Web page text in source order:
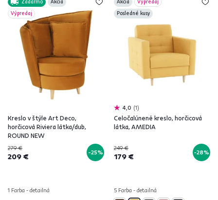
Zadarmo
Akcia
Výpredaj
Kreslo v štýle Art Deco,
horčicová Riviera látka/dub,
ROUND NEW
279 €
209 € -25%
1 Farba - detailná
Akcia
Výpredaj
Posledné kusy
4,0 1
Celočalúnené kreslo, horčicová
látka, AMEDIA
249 €
179 € -28%
5 Farba - detailná